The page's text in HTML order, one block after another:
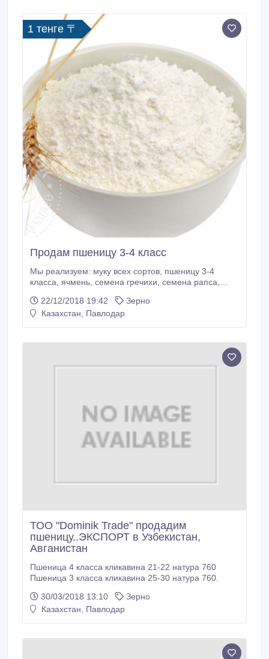
1 тенге 〒
Продам пшеницу 3-4 класс
Мы реализуем: муку всех сортов, пшеницу 3-4
класса, ячмень, семена гречихи, семена рапса,
22/12/2018 19:42
Зерно
Казахстан, Павлодар
ТОО "Dominik Trade" продадим
пшеницу..ЭКСПОРТ в Узбекистан,
Авганистан
Пшеница 4 класса кликавина 21-22 натура 760
Пшеница 3 класса кликавина 25-30 натура 760.
30/03/2018 13:10
Зерно
Казахстан, Павлодар